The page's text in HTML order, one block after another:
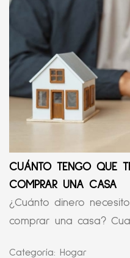
CUÁNTO TENGO QUE
COMPRAR UNA CASA
¿Cuánto dinero
comprar una casa?
Categoría: Hogar